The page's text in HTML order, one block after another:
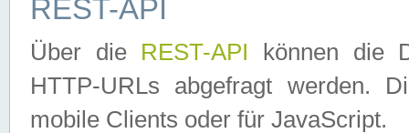
REST-API
Über die REST-API können die
HTTP-URLs abgefragt werden.
mobile Clients oder für JavaScript.